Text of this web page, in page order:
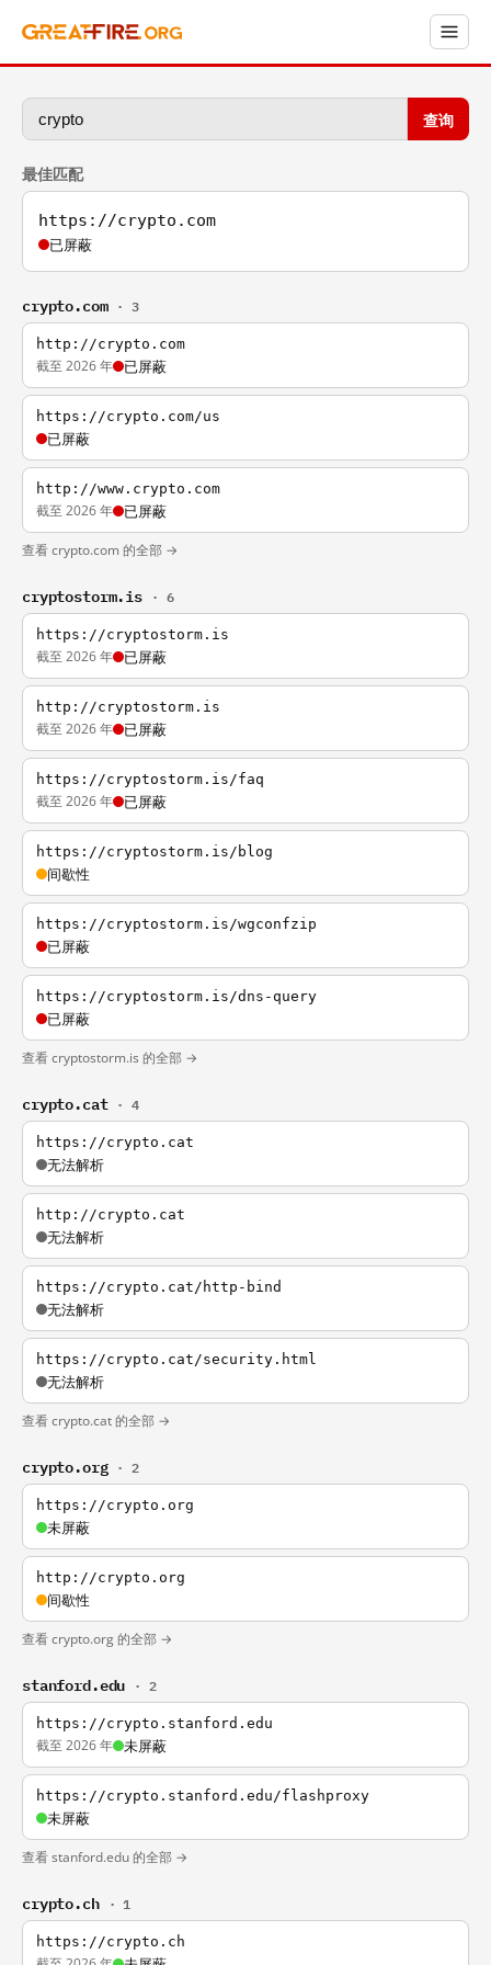
查询
最佳匹配
https://crypto.com
已屏蔽
crypto.com · 3
http://crypto.com
截至 2026 年 已屏蔽
https://crypto.com/us
已屏蔽
http://www.crypto.com
截至 2026 年 已屏蔽
查看 crypto.com 的全部 →
cryptostorm.is · 6
https://cryptostorm.is
截至 2026 年 已屏蔽
http://cryptostorm.is
截至 2026 年 已屏蔽
https://cryptostorm.is/faq
截至 2026 年 已屏蔽
https://cryptostorm.is/blog
间歇性
https://cryptostorm.is/wgconfzip
已屏蔽
https://cryptostorm.is/dns-query
已屏蔽
查看 cryptostorm.is 的全部 →
crypto.cat · 4
https://crypto.cat
无法解析
http://crypto.cat
无法解析
https://crypto.cat/http-bind
无法解析
https://crypto.cat/security.html
无法解析
查看 crypto.cat 的全部 →
crypto.org · 2
https://crypto.org
未屏蔽
http://crypto.org
间歇性
查看 crypto.org 的全部 →
stanford.edu · 2
https://crypto.stanford.edu
截至 2026 年 未屏蔽
https://crypto.stanford.edu/flashproxy
未屏蔽
查看 stanford.edu 的全部 →
crypto.ch · 1
https://crypto.ch